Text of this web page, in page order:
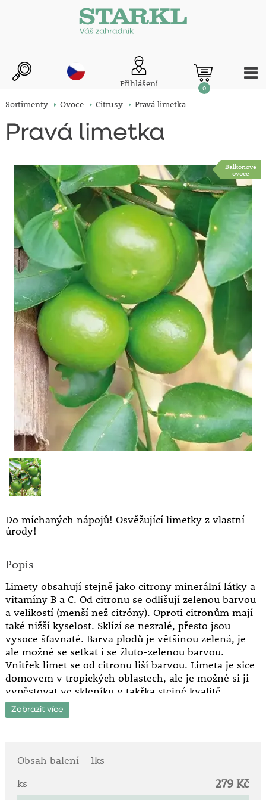
Přihlášení 0
Sortimenty Ovoce Citrusy Pravá limetka
Pravá limetka
Balkonové
ovoce
Do míchaných nápojů! Osvěžující limetky z vlastní
úrody!
Popis
Limety obsahují stejně jako citrony minerální látky a
vitamíny B a C. Od citronu se odlišují zelenou barvou
a velikostí (menší než citróny). Oproti citronům mají
také nižší kyselost. Sklízí se nezralé, přesto jsou
vysoce šťavnaté. Barva plodů je většinou zelená, je
ale možné se setkat i se žluto-zelenou barvou.
Vnitřek limet se od citronu liší barvou. Limeta je sice
domovem v tropických oblastech, ale je možné si ji
vypěstovat ve skleníku v takřka stejné kvalitě.
Stanoviště: plné slunce.
Citrusy pěstované v nádobách jsou okouzlující. V létě
přeneseme do chladné části domu. V létě citrusy
hnojíme speciálním hnojivem jednou týdne, v zimě
Zobrazit více
Obsah balení
1ks
ks
279 Kč